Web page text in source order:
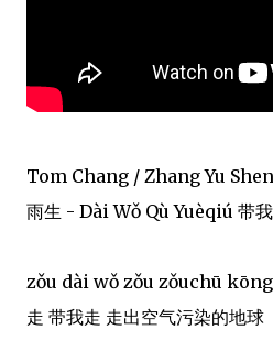
Tom Chang / Zhang Yu
雨生 - Dài Wǒ Qù Yuèqiú 带
zǒu dài wǒ zǒu zǒuchū
走 带我走 走出空气污染的地球